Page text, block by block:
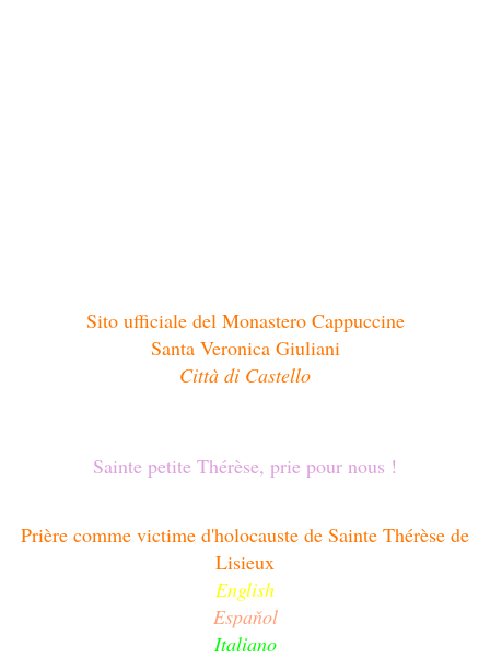
Sito ufficiale del Monastero Cappuccine
Santa Veronica Giuliani
Città di Castello
Sainte petite Thérèse, prie pour nous !
Prière comme victime d'holocauste de Sainte Thérèse de
Lisieux
English
Espaňol
Italiano